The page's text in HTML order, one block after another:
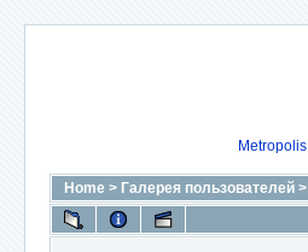
Metropolis
Home > Галерея пользователей >